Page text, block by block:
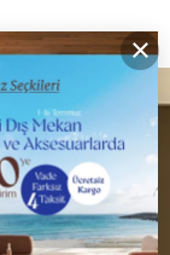
×